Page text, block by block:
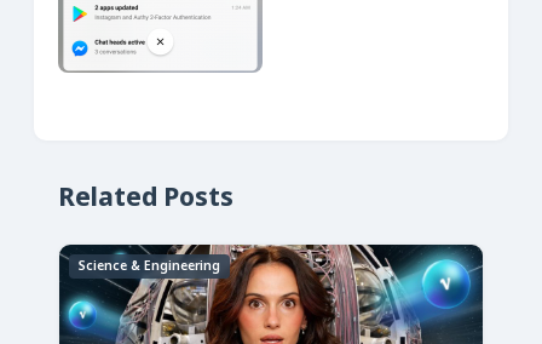
Related Posts
Science & Engineering